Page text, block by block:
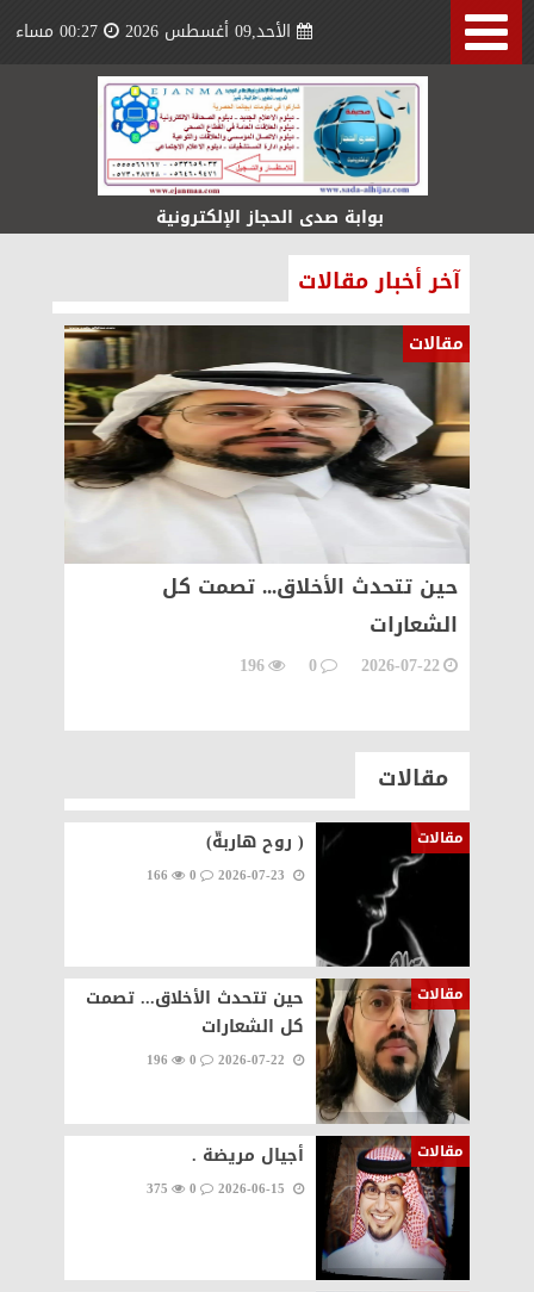
الأحد,09 أغسطس 2026 00:27 مساء
بوابة صدى الحجاز الإلكترونية
آخر أخبار مقالات
مقالات
حين تتحدث الأخلاق... تصمت كل
الشعارات
2026-07-22
0
196
مقالات
مقالات ( روح هاربةّ)
0
166
مقالات
حين تتحدث الأخلاق... تصمت
كل الشعارات
0
196
مقالات أجيال مريضة .
0
375